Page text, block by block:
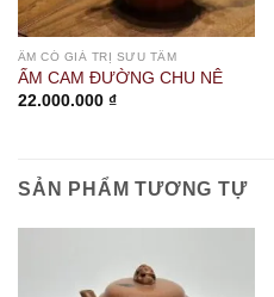
ẤM CÓ GIÁ TRỊ SƯU TẦM
ẤM CAM ĐƯỜNG CHU NÊ
22.000.000 ₫
SẢN PHẨM TƯƠNG TỰ